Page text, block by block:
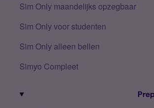
Sim Only maandelijks opzegbaar
Sim Only voor studenten
Sim Only alleen bellen
Simyo Compleet